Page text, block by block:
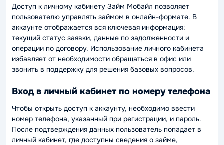
Доступ к личному кабинету Займ Мобайл позволяет
пользователю управлять займом в онлайн-формате. В
аккаунте отображается вся ключевая информация:
текущий статус заявки, данные по задолженности и
операции по договору. Использование личного кабинета
избавляет от необходимости обращаться в офис или
звонить в поддержку для решения базовых вопросов.
Вход в личный кабинет по номеру телефона
Чтобы открыть доступ к аккаунту, необходимо ввести
номер телефона, указанный при регистрации, и пароль.
После подтверждения данных пользователь попадает в
личный кабинет, где доступны сведения о займе,